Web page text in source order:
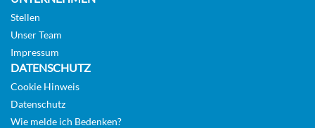
Stellen
Unser Team
Impressum
DATENSCHUTZ
Cookie Hinweis
Datenschutz
Wie melde ich Bedenken?